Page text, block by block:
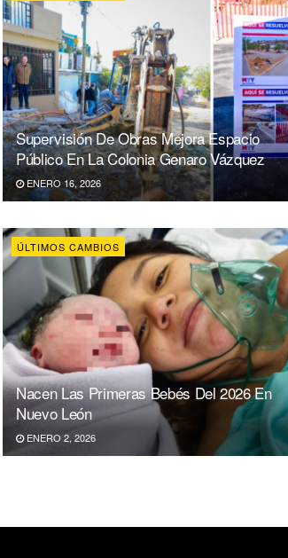
Supervisión De Obras Mejora Espacio
Público En La Colonia Genaro Vázquez
ENERO 16, 2026
ÚLTIMOS CAMBIOS
Nacen Las Primeras Bebés Del 2026 En
Nuevo León
ENERO 2, 2026